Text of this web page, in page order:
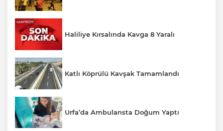
Haliliye Kırsalında Kavga 8 Yaralı
Katlı Köprülü Kavşak Tamamlandı
Urfa’da Ambulansta Doğum Yaptı